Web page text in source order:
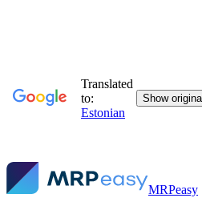
MRPeasy